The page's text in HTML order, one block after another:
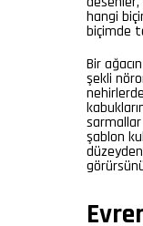
hangi
biçimde
Bir
şekli
şablon